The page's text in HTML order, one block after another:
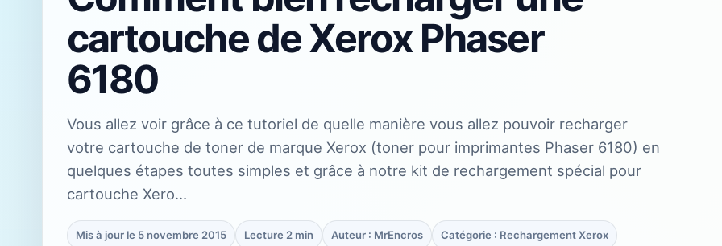
cartouche de Xerox Phaser
6180
Vous allez voir grâce à ce tutoriel de quelle manière vous allez pouvoir recharger
votre cartouche de toner de marque Xerox (toner pour imprimantes Phaser 6180) en
quelques étapes toutes simples et grâce à notre kit de rechargement spécial pour
cartouche Xero…
Mis à jour le 5 novembre 2015 Lecture 2 min Auteur : MrEncros Catégorie : Rechargement Xerox